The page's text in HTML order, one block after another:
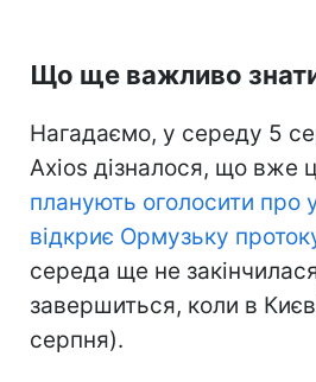
Що ще важливо
Нагадаємо, у середу 5
Axios дізналося, що вже
планують оголосити про
відкриє Ормузьку
середа ще не
завершиться, коли в
серпня).